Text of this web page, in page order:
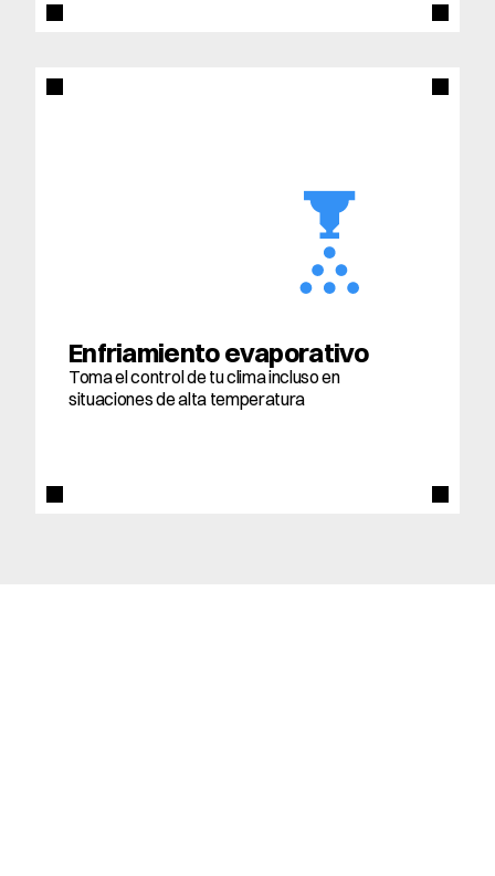
Enfriamiento evaporativo
Toma el control de tu clima incluso en
situaciones de alta temperatura